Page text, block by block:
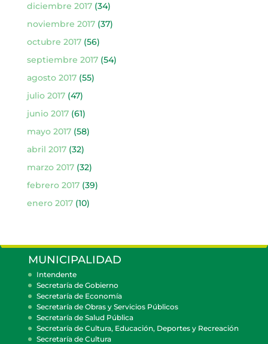
diciembre 2017(34)
noviembre 2017(37)
octubre 2017(56)
septiembre 2017(54)
agosto 2017(55)
julio 2017(47)
junio 2017(61)
mayo 2017(58)
abril 2017(32)
marzo 2017(32)
febrero 2017(39)
enero 2017(10)
MUNICIPALIDAD
Intendente
Secretaría de Gobierno
Secretaría de Economía
Secretaría de Obras y Servicios Públicos
Secretaría de Salud Pública
Secretaría de Cultura, Educación, Deportes y Recreación
Secretaría de Cultura